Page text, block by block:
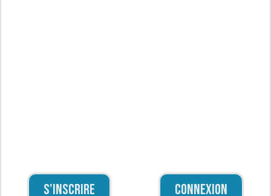
S'inscrire Connexion